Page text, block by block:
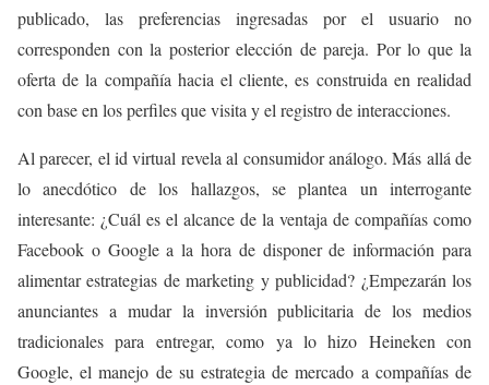
publicado, las preferencias ingresadas por el usuario no
corresponden con la posterior elección de pareja. Por lo que la
oferta de la compañía hacia el cliente, es construida en realidad
con base en los perfiles que visita y el registro de interacciones.
Al parecer, el id virtual revela al consumidor análogo. Más allá de
lo anecdótico de los hallazgos, se plantea un interrogante
interesante: ¿Cuál es el alcance de la ventaja de compañías como
Facebook o Google a la hora de disponer de información para
alimentar estrategias de marketing y publicidad? ¿Empezarán los
anunciantes a mudar la inversión publicitaria de los medios
tradicionales para entregar, como ya lo hizo Heineken con
Google, el manejo de su estrategia de mercado a compañías de